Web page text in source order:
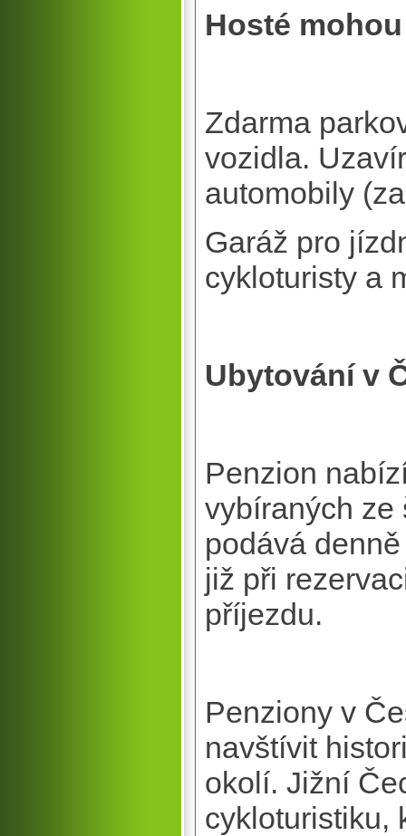
Hosté
Zdarma
vozidla.
automobily
Garáž pro
cykloturisty a
Ubytování v
Penzion
vybíraných ze
podává
již při
příjezdu.
Penziony v
navštívit
okolí. Jižní
cykloturistiku,